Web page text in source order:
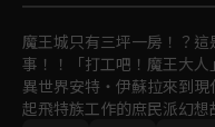
魔王城只有三坪一房！？
事！！「打工吧！魔王大
異世界安特・伊蘇拉來到
起飛特族工作的庶民派幻想